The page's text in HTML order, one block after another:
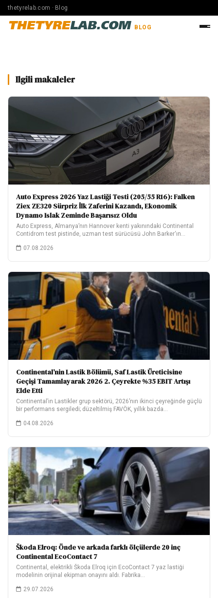
thetyrelab.com · Blog
THETYRELAB.COM BLOG
Ilgili makaleler
Auto Express 2026 Yaz Lastiği Testi (205/55 R16): Falken
Ziex ZE320 Sürpriz İlk Zaferini Kazandı, Ekonomik
Dynamo Islak Zeminde Başarısız Oldu
Auto Express, Almanya’nın Hannover kenti yakınındaki Continental
Contidrom test pistinde, uzman test sürücüsü John Barker‘ın…
07.08.2026
Continental’nin Lastik Bölümü, Saf Lastik Üreticisine
Geçişi Tamamlayarak 2026 2. Çeyrekte %35 EBIT Artışı
Elde Etti
Continental’ın Lastikler grup sektörü, 2026’nın ikinci çeyreğinde güçlü
bir performans sergiledi; düzeltilmiş FAVÖK, yıllık bazda…
04.08.2026
Škoda Elroq: Önde ve arkada farklı ölçülerde 20 inç
Continental EcoContact 7
Continental, elektrikli Škoda Elroq için EcoContact 7 yaz lastiği
modelinin orijinal ekipman onayını aldı. Fabrika…
29.07.2026